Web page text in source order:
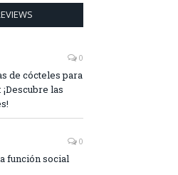
0
de cócteles para
las
0
función social